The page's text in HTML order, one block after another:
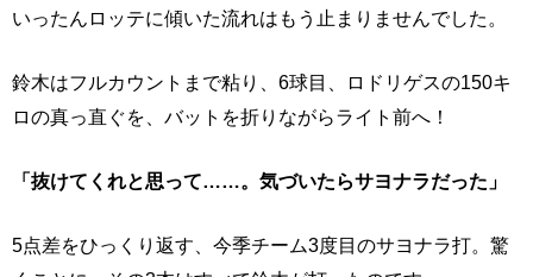
いったんロッテに傾いた流れはもう止まりませんでした。
鈴木はフルカウントまで粘り、6球目、ロドリゲスの150キ
ロの真っ直ぐを、バットを折りながらライト前へ！
「抜けてくれと思って……。気づいたらサヨナラだった」
5点差をひっくり返す、今季チーム3度目のサヨナラ打。驚